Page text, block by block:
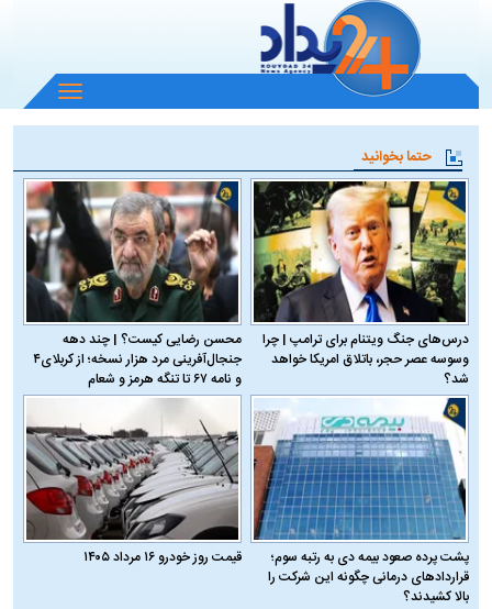
باز
و
منو
حتما بخوانید
درس‌های جنگ ویتنام برای ترامپ | چرا
وسوسه عصر حجر، باتلاق امریکا خواهد
شد؟
محسن رضایی کیست؟ | چند دهه
جنجال‌آفرینی مرد هزار نسخه؛ از کربلای۴
و نامه ۶۷ تا تنگه هرمز و شعام
پشت پرده صعود بیمه دی به رتبه سوم؛
قراردادهای درمانی چگونه این شرکت را
بالا کشیدند؟
قیمت روز خودرو ۱۶ مرداد ۱۴۰۵